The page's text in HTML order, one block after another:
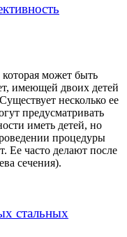
может быть
имеющей двоих детей
несколько ее
предусматривать
иметь детей, но
процедуры
Ее часто делают после
сечения).
стальных